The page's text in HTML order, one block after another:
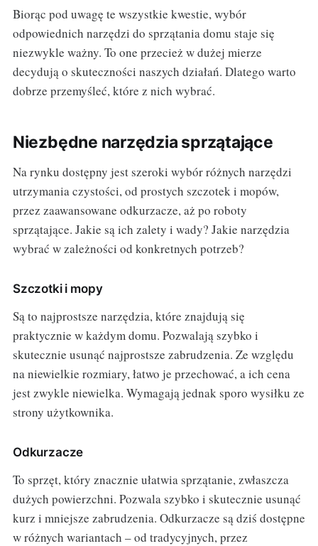
Biorąc pod uwagę te wszystkie kwestie, wybór
odpowiednich narzędzi do sprzątania domu staje się
niezwykle ważny. To one przecież w dużej mierze
decydują o skuteczności naszych działań. Dlatego warto
dobrze przemyśleć, które z nich wybrać.
Niezbędne narzędzia sprzątające
Na rynku dostępny jest szeroki wybór różnych narzędzi
utrzymania czystości, od prostych szczotek i mopów,
przez zaawansowane odkurzacze, aż po roboty
sprzątające. Jakie są ich zalety i wady? Jakie narzędzia
wybrać w zależności od konkretnych potrzeb?
Szczotki i mopy
Są to najprostsze narzędzia, które znajdują się
praktycznie w każdym domu. Pozwalają szybko i
skutecznie usunąć najprostsze zabrudzenia. Ze względu
na niewielkie rozmiary, łatwo je przechować, a ich cena
jest zwykle niewielka. Wymagają jednak sporo wysiłku ze
strony użytkownika.
Odkurzacze
To sprzęt, który znacznie ułatwia sprzątanie, zwłaszcza
dużych powierzchni. Pozwala szybko i skutecznie usunąć
kurz i mniejsze zabrudzenia. Odkurzacze są dziś dostępne
w różnych wariantach – od tradycyjnych, przez